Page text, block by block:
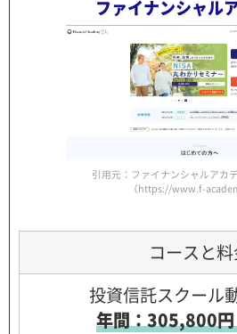
ファイナンシャル
引用元：ファイナンシャルアカ
（https://www.f-
コースと
投資信託スクール
年間：305,800